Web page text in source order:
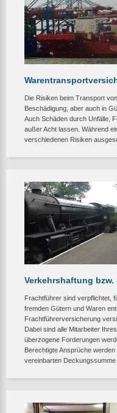
Die Risiken beim Transport
Beschädigung, aber auch in
Auch Schäden durch Unfälle,
außer Acht lassen. Während
verschiedenen Risiken
Verkehrshaftung
Frachtführer sind verpflichtet,
fremden Gütern und Waren
Frachtführerversicherung
Dabei sind alle Mitarbeiter
überzogene Forderungen
Berechtigte Ansprüche
vereinbarten Deckungssumme